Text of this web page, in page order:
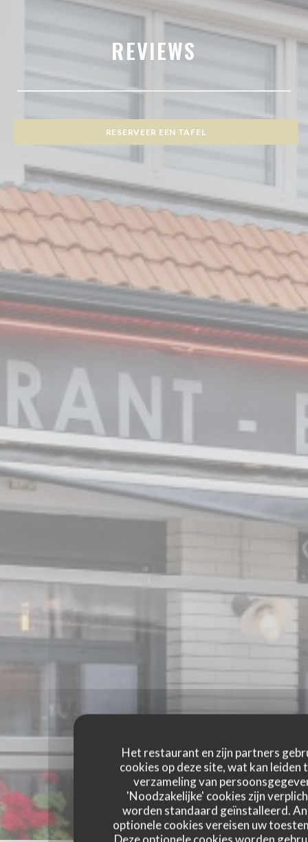
Het restaurant en zijn partners
cookies op deze site, wat kan leiden
verzameling van
'Noodzakelijke' cookies zijn
worden standaard geïnstalleerd.
optionele cookies vereisen uw
Deze optionele cookies worden
REVIEWS
RESERVEER EEN TAFEL